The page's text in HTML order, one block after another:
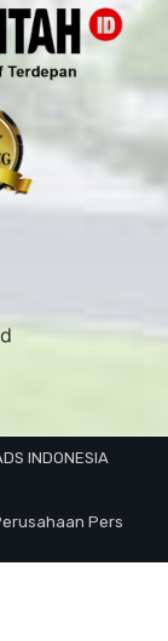
INDONESIA
Pers